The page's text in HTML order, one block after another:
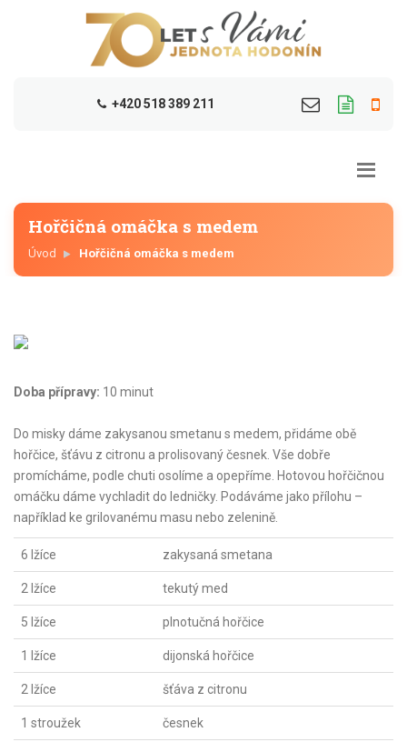
+420 518 389 211
Hořčičná omáčka s medem
Úvod Hořčičná omáčka s medem
Doba přípravy: 10 minut
Do misky dáme zakysanou smetanu s medem, přidáme obě
hořčice, šťávu z citronu a prolisovaný česnek. Vše dobře
promícháme, podle chuti osolíme a opepříme. Hotovou hořčičnou
omáčku dáme vychladit do ledničky. Podáváme jako přílohu –
například ke grilovanému masu nebo zelenině.
6 lžíce zakysaná smetana
2 lžíce tekutý med
5 lžíce plnotučná hořčice
1 lžíce dijonská hořčice
2 lžíce šťáva z citronu
1 stroužek česnek